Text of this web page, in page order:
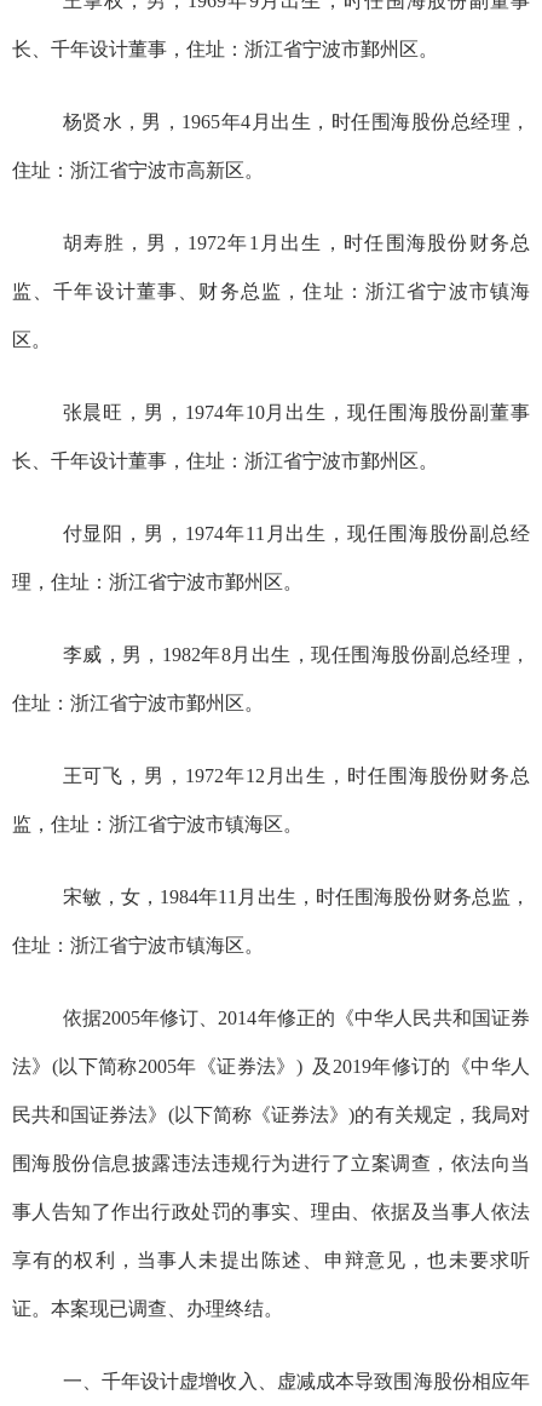
长、千年设计董事，住址：浙江省宁波市鄞州区。
杨贤水，男， 1965年4月出生，时任围海股份总经理，
住址：浙江省宁波市高新区。
胡寿胜 ，男， 1972年1 月出生，时任 围海股份财务总
监、千年设计董事、财务总监，住址：浙江省宁波市镇海
区。
张晨旺，男， 1974年10月出生，现任围海股份副董事
长、 千年设计董事，住址：浙江省宁波市鄞州区。
付显阳 ，男， 1974年11 月出生，现任围海股份副总经
理，住址：浙江省宁波市鄞州区。
李威 ，男， 1982年8月出生，现任围海股份副总经理，
住址：浙江省宁波市鄞州区。
王可飞 ，男， 1972年12月出生，时任围海股份财务总
监，住址：浙江省宁波市镇海区。
宋敏 ，女， 1984年11月出生，时任围海股份财务总监，
住址：浙江省宁波市镇海区。
依据2005年修订、2014年修正的 《中华人民共和国证券
法》 (以下简称2005年《证券法》) 及 2019年修订的 《中华人
民共和国证券法》 (以下简称《证券法》)的有关规定，我局对
围海股份信息披露违法违规行为进行了立案调查，依法向当
事人告知了作出行政处罚的事实、理由、依据及 当事人依法
享有的权利，当事人未提出陈述、申辩意见，也未要求听
证。本案现已调查、办理终结。
一、千年设计虚增收入、虚减成本导致围海股份相应年